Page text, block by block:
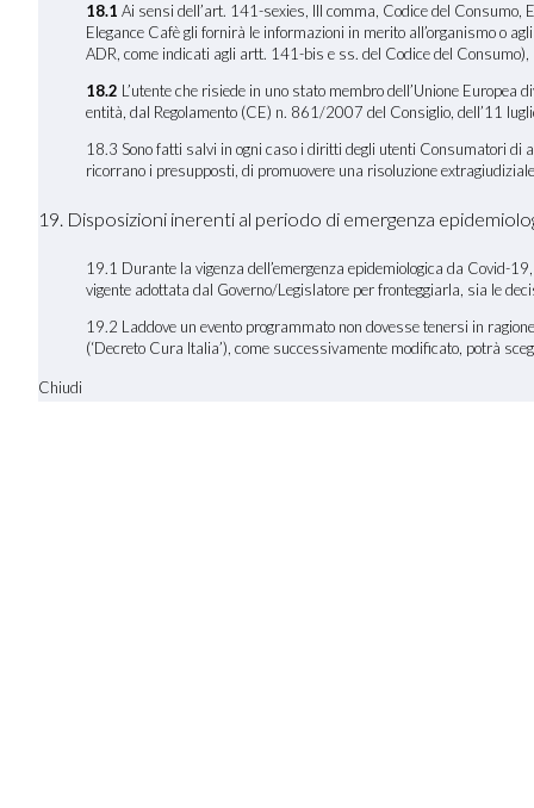
18.1 Ai sensi dell’art. 141-sexies, III comma, Codice del
Elegance Cafè gli fornirà le informazioni in merito all’organismo o
ADR, come indicati agli artt. 141-bis e ss. del Codice del
18.2 L’utente che risiede in uno stato membro dell’Unione
entità, dal Regolamento (CE) n. 861/2007 del Consiglio, dell’11
18.3 Sono fatti salvi in ogni caso i diritti degli utenti Consumatori di
ricorrano i presupposti, di promuovere una risoluzione
19. Disposizioni inerenti al periodo di emergenza
19.1 Durante la vigenza dell’emergenza epidemiologica da Covid-
vigente adottata dal Governo/Legislatore per fronteggiarla, sia le
19.2 Laddove un evento programmato non dovesse tenersi in
(‘Decreto Cura Italia’), come successivamente modificato, potrà
Chiudi